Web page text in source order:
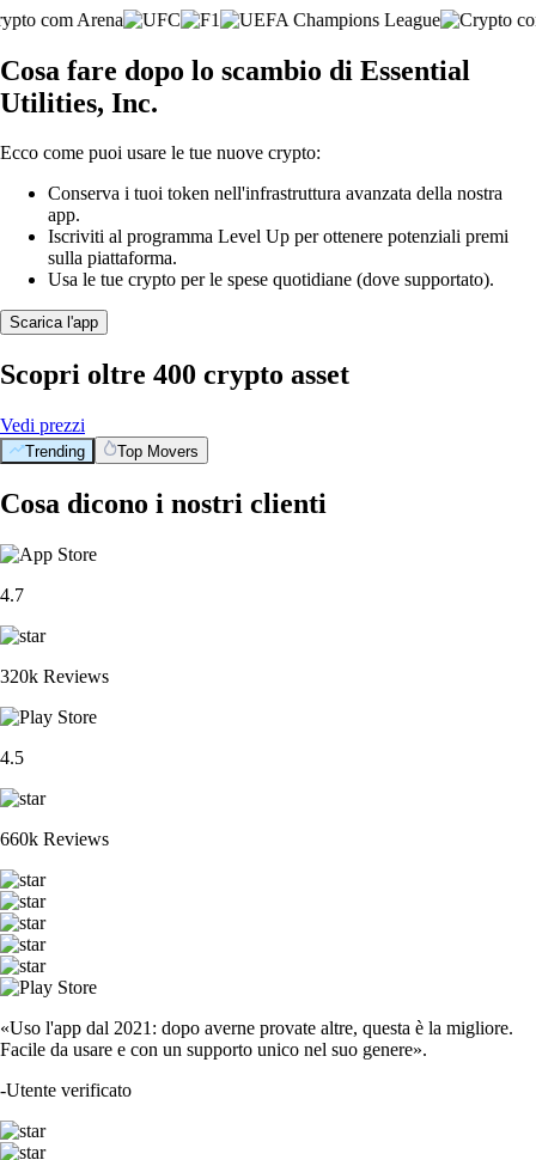
Cosa fare dopo lo scambio di Essential
Utilities, Inc.
Ecco come puoi usare le tue nuove crypto:
Conserva i tuoi token nell'infrastruttura avanzata della nostra
app.
Iscriviti al programma Level Up per ottenere potenziali premi
sulla piattaforma.
Usa le tue crypto per le spese quotidiane (dove supportato).
Scarica l'app
Scopri oltre 400 crypto asset
Vedi prezzi
Trending Top Movers
Cosa dicono i nostri clienti
4.7
320k Reviews
4.5
660k Reviews
«Uso l'app dal 2021: dopo averne provate altre, questa è la migliore.
Facile da usare e con un supporto unico nel suo genere».
-Utente verificato